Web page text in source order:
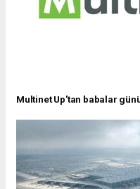
Multinet Up'tan babalar